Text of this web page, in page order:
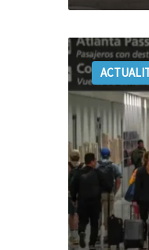
Multe
aeroporturi
italiene
aplică
restricţii
pentru
că
nu
mai
au
combustibil